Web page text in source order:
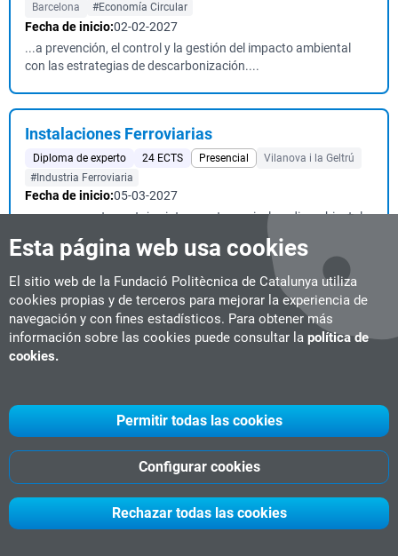
Esta página web usa cookies
El sitio web de la Fundació Politècnica de Catalunya utiliza
cookies propias y de terceros para mejorar la experiencia de
navegación y con fines estadísticos. Para obtener más
información sobre las cookies puede consultar la política de
cookies.
Rechazar todas las cookies
Configurar cookies
Permitir todas las cookies
Barcelona
#Economía Circular
Fecha de inicio:02-02-2027
...a prevención, el control y la gestión del impacto ambiental
con las estrategias de descarbonización....
Instalaciones Ferroviarias
Diploma de experto 24 ECTS Presencial
Vilanova i la Geltrú
#Industria Ferroviaria
Fecha de inicio:05-03-2027
..., que presenta ventajas interesantes a nivel medioambiental y
Inteligencia Artificial Aplicada al Sector
Ferroviario
Diploma de experto 9 ECTS
Live online
#Industria Ferroviaria
...ión de nuevas tecnologías. El programa ofrece una formación
práctica y orientada a las necesidades r...
Mejora Lean Six Sigma. Nivel Green Belt
Diploma de experto 10 ECTS
Online
#Lean Management
#management